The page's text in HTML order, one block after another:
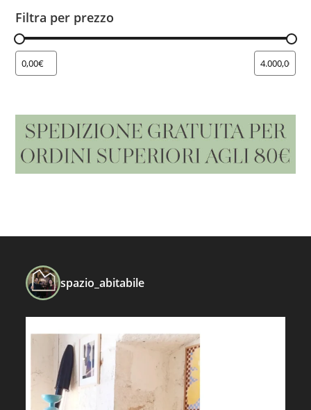
Filtra per prezzo
spazio_abitabile